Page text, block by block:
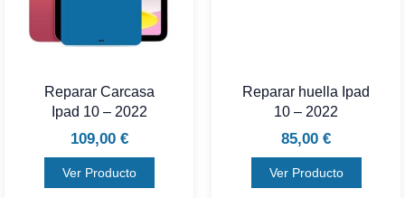
Reparar Carcasa
Ipad 10 – 2022
109,00 €
Ver Producto
Reparar huella Ipad
10 – 2022
85,00 €
Ver Producto